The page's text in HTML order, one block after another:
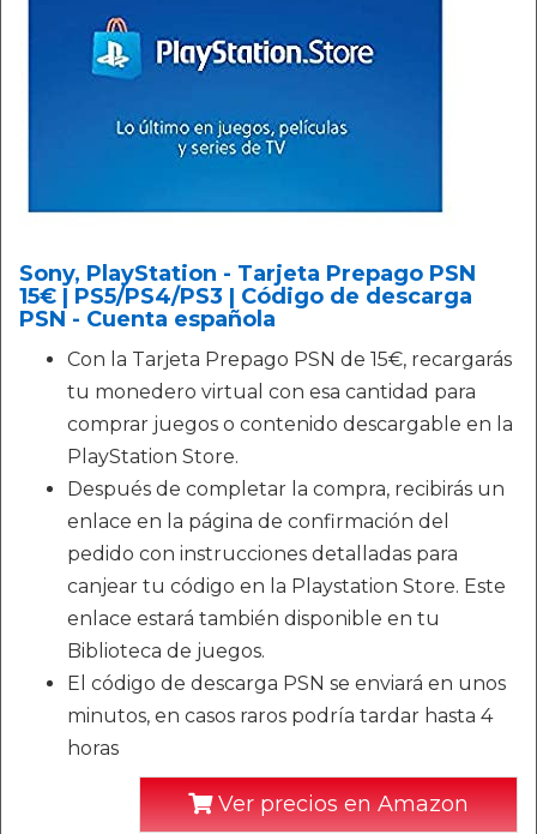
Sony, PlayStation - Tarjeta Prepago PSN
15€ | PS5/PS4/PS3 | Código de descarga
PSN - Cuenta española
Con la Tarjeta Prepago PSN de 15€, recargarás
tu monedero virtual con esa cantidad para
comprar juegos o contenido descargable en la
PlayStation Store.
Después de completar la compra, recibirás un
enlace en la página de confirmación del
pedido con instrucciones detalladas para
canjear tu código en la Playstation Store. Este
enlace estará también disponible en tu
Biblioteca de juegos.
El código de descarga PSN se enviará en unos
minutos, en casos raros podría tardar hasta 4
horas
Ver precios en Amazon